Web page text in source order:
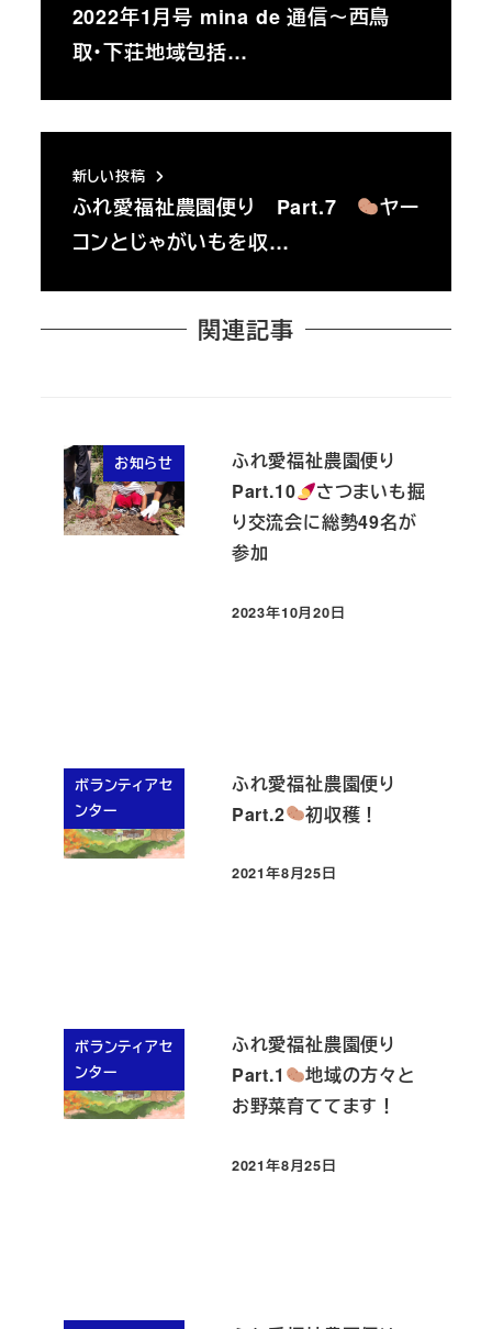
2022年1月号 mina de 通信～西鳥
取・下荘地域包括…
新しい投稿
ふれ愛福祉農園便り Part.7
ヤー
コンとじゃがいもを収…
関連記事
お知らせ
ふれ愛福祉農園便り
Part.10
さつまいも掘
り交流会に総勢49名が
参加
投稿日
2023年10月20日
ボランティアセ
ンター
ふれ愛福祉農園便り
Part.2
初収穫！
投稿日
2021年8月25日
ボランティアセ
ンター
ふれ愛福祉農園便り
Part.1
地域の方々と
お野菜育ててます！
投稿日
2021年8月25日